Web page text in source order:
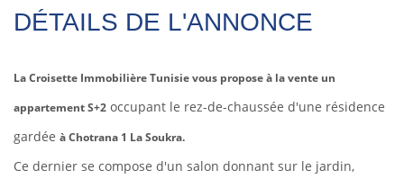
DÉTAILS DE L'ANNONCE
La Croisette Immobilière Tunisie vous propose à la vente un
appartement S+2 occupant le rez-de-chaussée d'une résidence
gardée à Chotrana 1 La Soukra.
Ce dernier se compose d'un salon donnant sur le jardin,